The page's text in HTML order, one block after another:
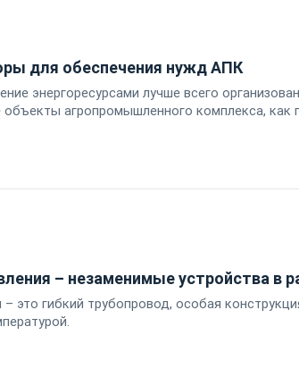
для обеспечения нужд АПК
энергоресурсами лучше всего
агропромышленного комплекса, как
больше, но все-таки
обслуживание по высшему разряду.
– незаменимые устройства в
это гибкий трубопровод, особая